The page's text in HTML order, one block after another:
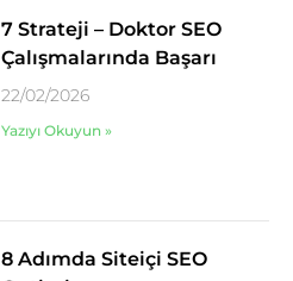
7 Strateji – Doktor SEO
Çalışmalarında Başarı
22/02/2026
Yazıyı Okuyun »
8 Adımda Siteiçi SEO